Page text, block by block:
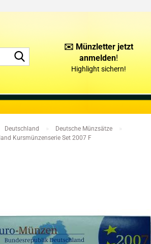
✉️ Münzletter jetzt
anmelden!
Highlight sichern!
Deutschland » Deutsche Münzsätze »
Kursmünzenserie Set 2007 F